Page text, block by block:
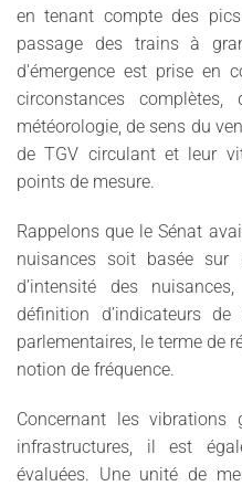
en tenant compte des
passage des trains à
d'émergence est prise en
circonstances
météorologie, de sens du
de TGV circulant et leur
points de mesure.
Rappelons que le Sénat
nuisances soit basée sur
d’intensité des
définition d’indicateurs
parlementaires, le terme de
notion de fréquence.
Concernant les vibrations
infrastructures, il est
évaluées. Une unité de